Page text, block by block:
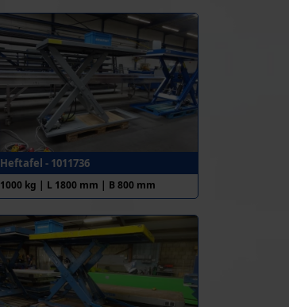
Heftafel - 1011736
1000 kg | L 1800 mm | B 800 mm